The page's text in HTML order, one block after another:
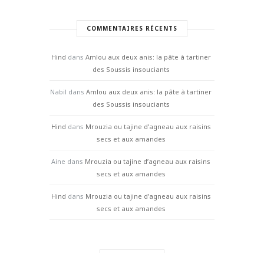
COMMENTAIRES RÉCENTS
Hind dans Amlou aux deux anis: la pâte à tartiner
des Soussis insouciants
Nabil dans Amlou aux deux anis: la pâte à tartiner
des Soussis insouciants
Hind dans Mrouzia ou tajine d’agneau aux raisins
secs et aux amandes
Aine dans Mrouzia ou tajine d’agneau aux raisins
secs et aux amandes
Hind dans Mrouzia ou tajine d’agneau aux raisins
secs et aux amandes